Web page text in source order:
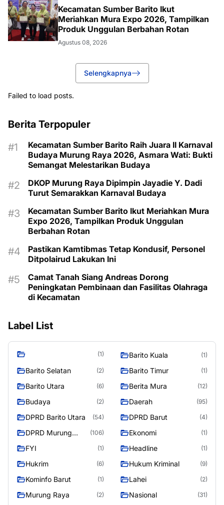
Kecamatan Sumber Barito Ikut
Meriahkan Mura Expo 2026, Tampilkan
Produk Unggulan Berbahan Rotan
Agustus 08, 2026
Selengkapnya
Failed to load posts.
Berita Terpopuler
Kecamatan Sumber Barito Raih Juara II Karnaval
Budaya Murung Raya 2026, Asmara Wati: Bukti
Semangat Melestarikan Budaya
DKOP Murung Raya Dipimpin Jayadie Y. Dadi
Turut Semarakkan Karnaval Budaya
Kecamatan Sumber Barito Ikut Meriahkan Mura
Expo 2026, Tampilkan Produk Unggulan
Berbahan Rotan
Pastikan Kamtibmas Tetap Kondusif, Personel
Ditpolairud Lakukan Ini
Camat Tanah Siang Andreas Dorong
Peningkatan Pembinaan dan Fasilitas Olahraga
di Kecamatan
Label List
(1) Barito Kuala (1)
Barito Selatan (2) Barito Timur (1)
Barito Utara (6) Berita Mura (12)
Budaya (2) Daerah (95)
DPRD Barito Utara (54) DPRD Barut (4)
DPRD Murung
(106) Ekonomi (1)
FYI (1) Headline (1)
Hukrim (6) Hukum Kriminal (9)
Kominfo Barut (1) Lahei (2)
Murung Raya (2) Nasional (31)